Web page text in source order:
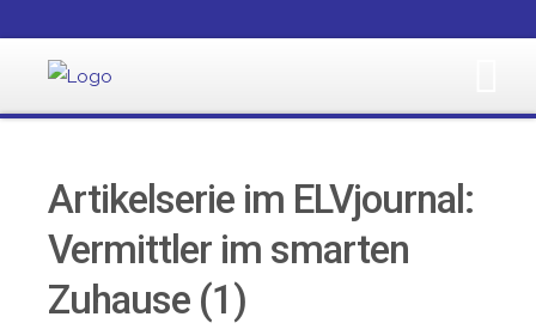
Artikelserie im ELVjournal:
Vermittler im smarten
Zuhause (1)